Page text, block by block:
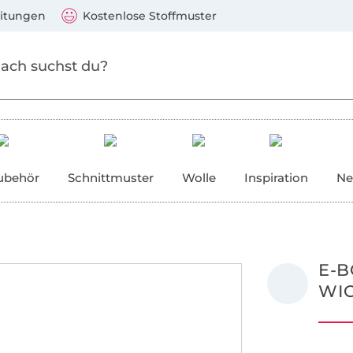
Kostenlose Stoffmuster
Schnittmuster Wolle Inspiration
E-
Mastercard, PayPal, Giropay, Kauf auf Rechnung,